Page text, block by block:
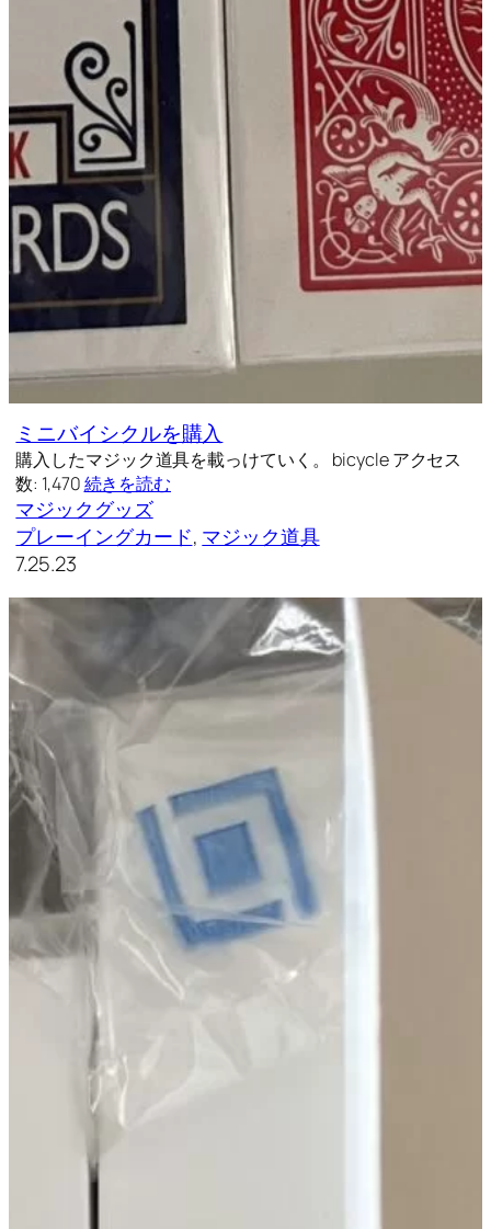
ミニバイシクルを購入
購入したマジック道具を載っけていく。 bicycle アクセス
数: 1,470続きを読む
マジックグッズ
プレーイングカード, マジック道具
7.25.23